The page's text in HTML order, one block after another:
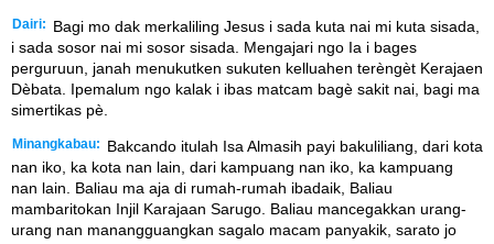
Dairi:
Bagi mo dak merkaliling Jesus i sada kuta nai mi kuta sisada,
i sada sosor nai mi sosor sisada. Mengajari ngo Ia i bages
perguruun, janah menukutken sukuten kelluahen terèngèt Kerajaen
Dèbata. Ipemalum ngo kalak i ibas matcam bagè sakit nai, bagi ma
simertikas pè.
Minangkabau:
Bakcando itulah Isa Almasih payi bakuliliang, dari kota
nan iko, ka kota nan lain, dari kampuang nan iko, ka kampuang
nan lain. Baliau ma aja di rumah-rumah ibadaik, Baliau
mambaritokan Injil Karajaan Sarugo. Baliau mancegakkan urang-
urang nan manangguangkan sagalo macam panyakik, sarato jo